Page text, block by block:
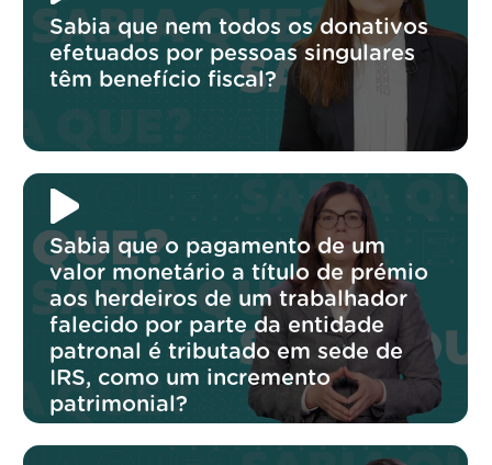
Sabia que nem todos os donativos
efetuados por pessoas singulares
têm benefício fiscal?
Sabia que o pagamento de um
valor monetário a título de prémio
aos herdeiros de um trabalhador
falecido por parte da entidade
patronal é tributado em sede de
IRS, como um incremento
patrimonial?